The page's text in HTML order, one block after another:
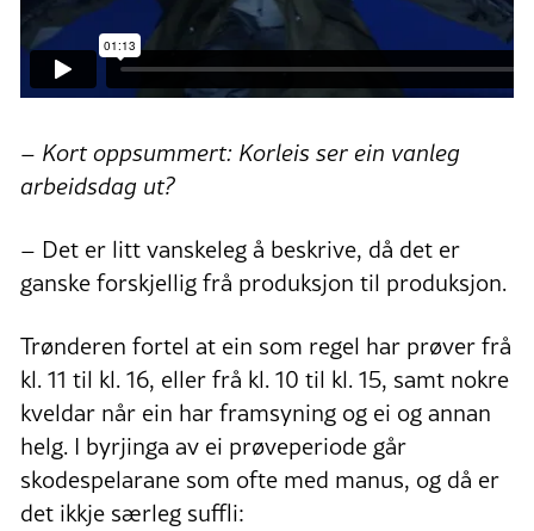
– Kort oppsummert: Korleis ser ein vanleg
arbeidsdag ut?
– Det er litt vanskeleg å beskrive, då det er
ganske forskjellig frå produksjon til produksjon.
Trønderen fortel at ein som regel har prøver frå
kl. 11 til kl. 16, eller frå kl. 10 til kl. 15, samt nokre
kveldar når ein har framsyning og ei og annan
helg. I byrjinga av ei prøveperiode går
skodespelarane som ofte med manus, og då er
det ikkje særleg suffli: